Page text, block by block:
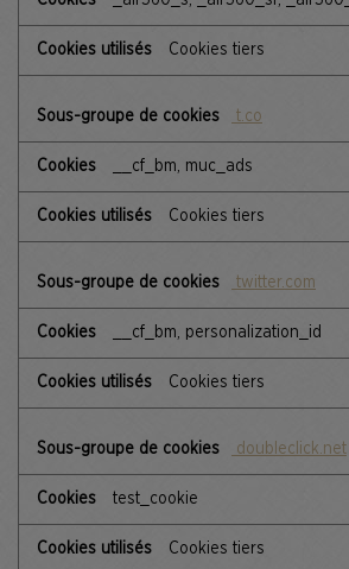
Cookies tiers
t.co
__cf_bm, muc_ads
Cookies tiers
twitter.com
__cf_bm, personalization_id
Cookies tiers
doubleclick.net
test_cookie
Cookies tiers